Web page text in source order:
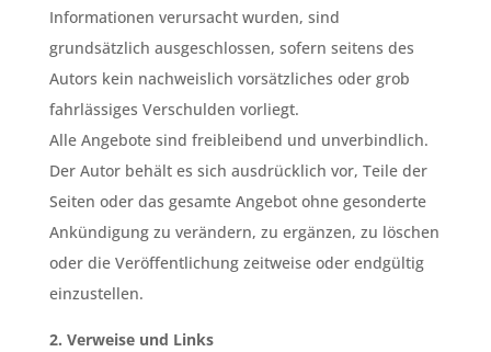
Informationen verursacht wurden, sind
grundsätzlich ausgeschlossen, sofern seitens des
Autors kein nachweislich vorsätzliches oder grob
fahrlässiges Verschulden vorliegt.
Alle Angebote sind freibleibend und unverbindlich.
Der Autor behält es sich ausdrücklich vor, Teile der
Seiten oder das gesamte Angebot ohne gesonderte
Ankündigung zu verändern, zu ergänzen, zu löschen
oder die Veröffentlichung zeitweise oder endgültig
einzustellen.
2. Verweise und Links